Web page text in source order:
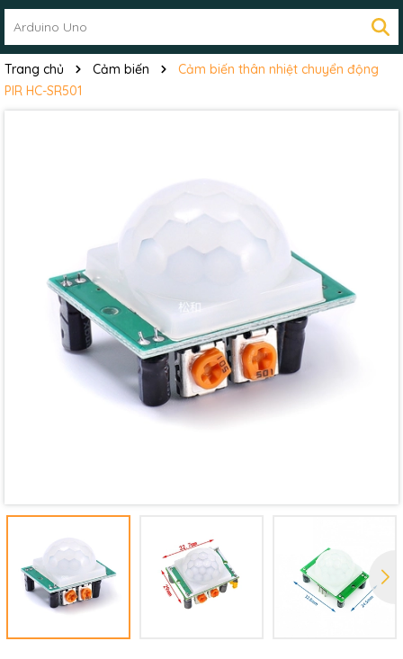
Trang chủ Cảm biến
Cảm biến thân nhiệt chuyển động
PIR HC-SR501
Mã giảm giá:
Ngày hết hạn:
Điều kiện: